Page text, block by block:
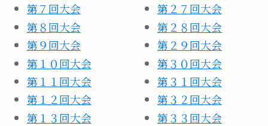
第７回大会
第８回大会
第９回大会
第１０回大会
第１１回大会
第１２回大会
第１３回大会
第２７回大会
第２８回大会
第２９回大会
第３０回大会
第３１回大会
第３２回大会
第３３回大会